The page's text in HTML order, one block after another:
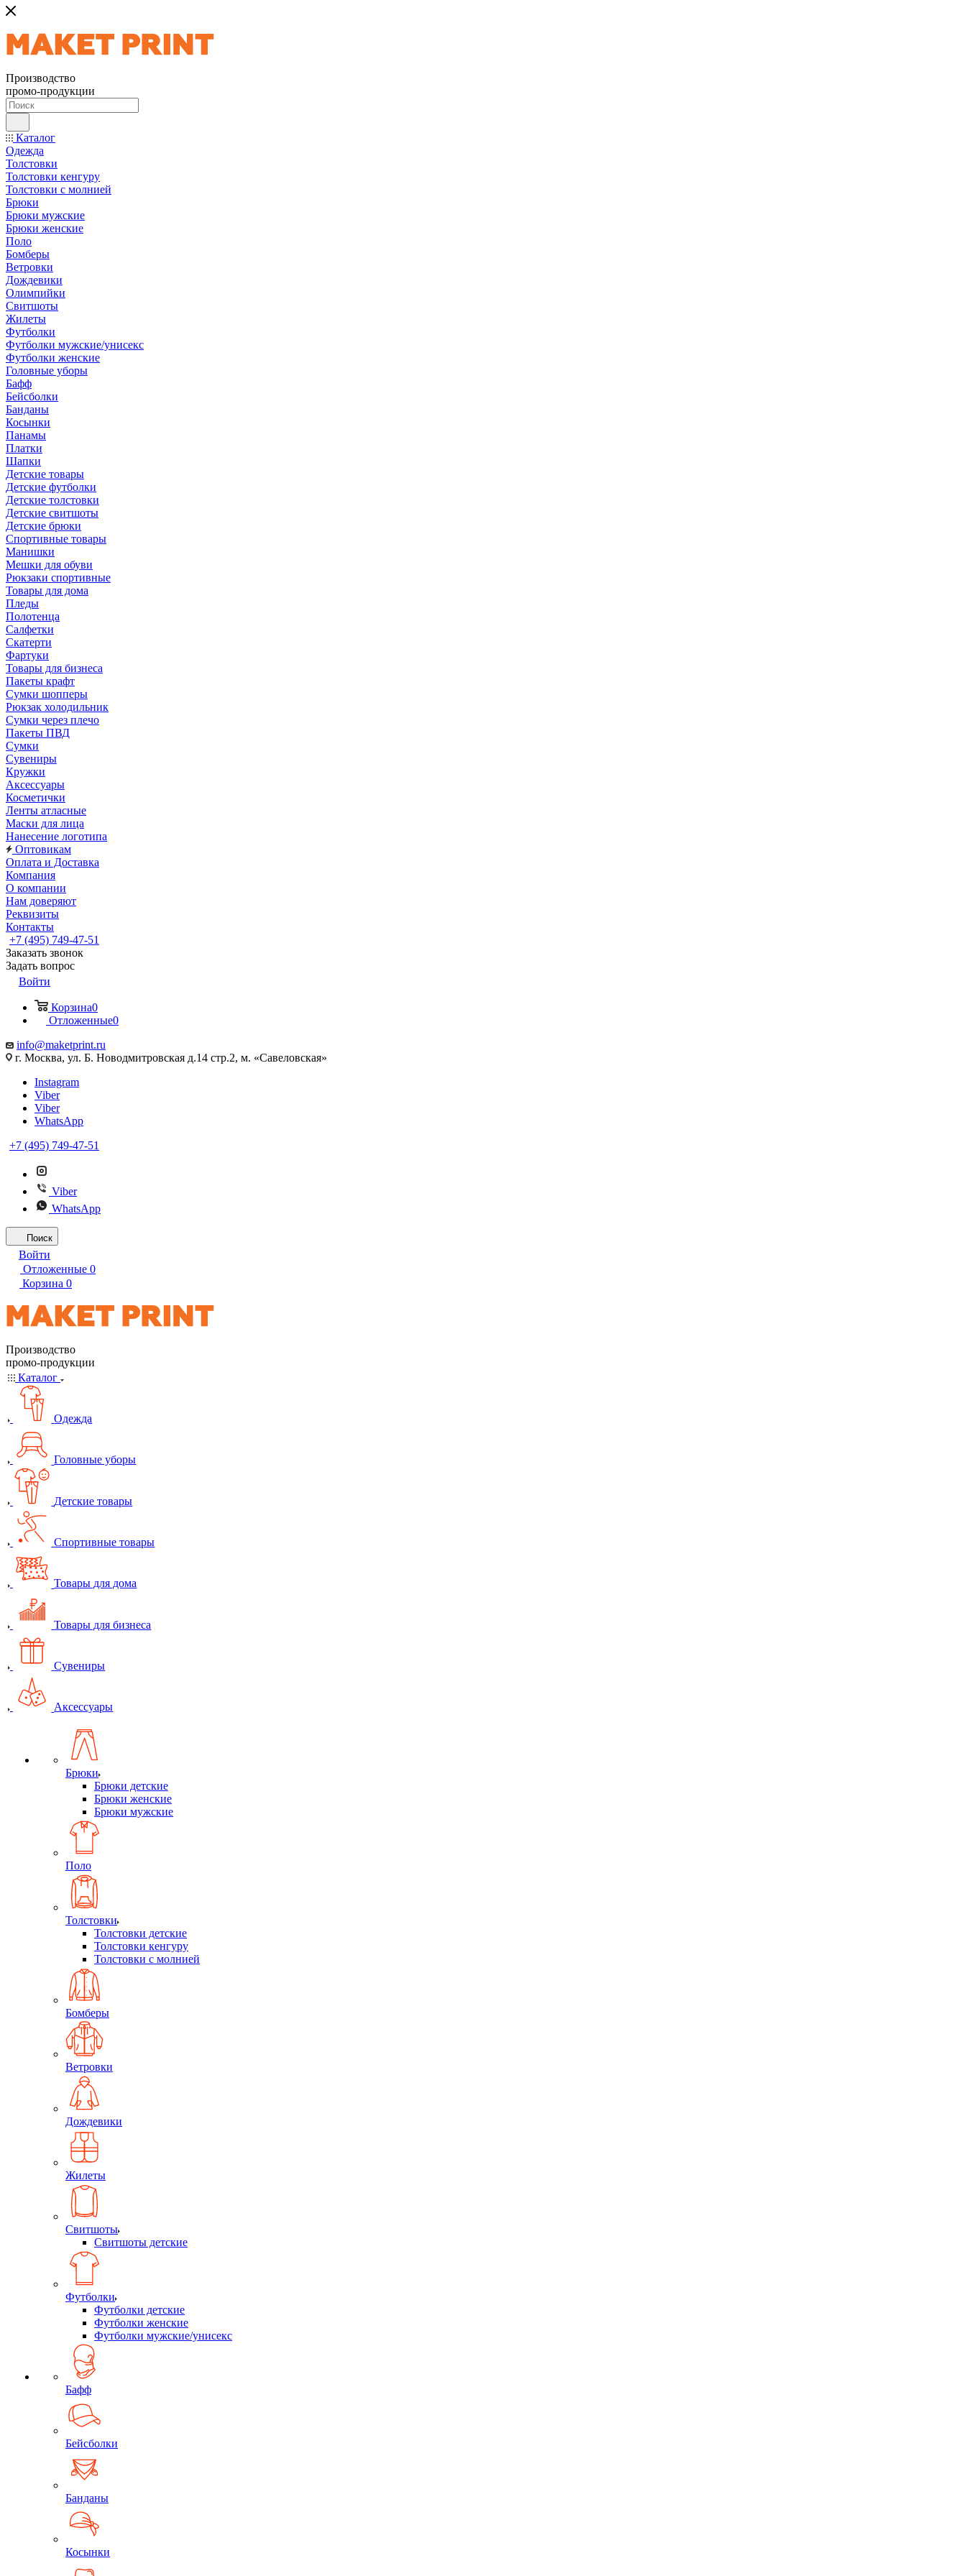
Производство
промо-продукции
Каталог
Одежда
Толстовки
Толстовки кенгуру
Толстовки с молнией
Брюки
Брюки мужские
Брюки женские
Поло
Бомберы
Ветровки
Дождевики
Олимпийки
Свитшоты
Жилеты
Футболки
Футболки мужские/унисекс
Футболки женские
Головные уборы
Бафф
Бейсболки
Банданы
Косынки
Панамы
Платки
Шапки
Детские товары
Детские футболки
Детские толстовки
Детские свитшоты
Детские брюки
Спортивные товары
Манишки
Мешки для обуви
Рюкзаки спортивные
Товары для дома
Пледы
Полотенца
Салфетки
Скатерти
Фартуки
Товары для бизнеса
Пакеты крафт
Сумки шопперы
Рюкзак холодильник
Сумки через плечо
Пакеты ПВД
Сумки
Сувениры
Кружки
Аксессуары
Косметички
Ленты атласные
Маски для лица
Нанесение логотипа
Оптовикам
Оплата и Доставка
Компания
О компании
Нам доверяют
Реквизиты
Контакты
+7 (495) 749-47-51
Заказать звонок
Задать вопрос
Войти
Корзина0
Отложенные0
info@maketprint.ru
г. Москва, ул. Б. Новодмитровская д.14 стр.2, м. «Савеловская»
Instagram
Viber
Viber
WhatsApp
+7 (495) 749-47-51
Viber
WhatsApp
Поиск
Войти
Отложенные 0
Корзина 0
Производство
промо-продукции
Каталог
Одежда
Головные уборы
Детские товары
Спортивные товары
Товары для дома
Товары для бизнеса
Сувениры
Аксессуары
Брюки
Брюки детские
Брюки женские
Брюки мужские
Поло
Толстовки
Толстовки детские
Толстовки кенгуру
Толстовки с молнией
Бомберы
Ветровки
Дождевики
Жилеты
Свитшоты
Свитшоты детские
Футболки
Футболки детские
Футболки женские
Футболки мужские/унисекс
Бафф
Бейсболки
Банданы
Косынки